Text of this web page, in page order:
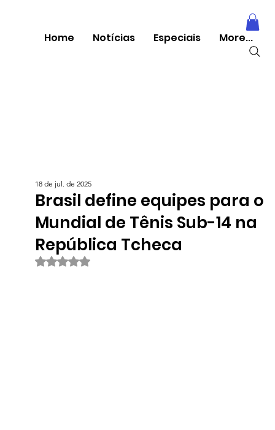
Home Notícias Especiais More...
Brasil define equipes para o
Mundial de Tênis Sub-14 na
República Tcheca
18 de jul. de 2025
Avaliado com NaN de 5 estrelas.